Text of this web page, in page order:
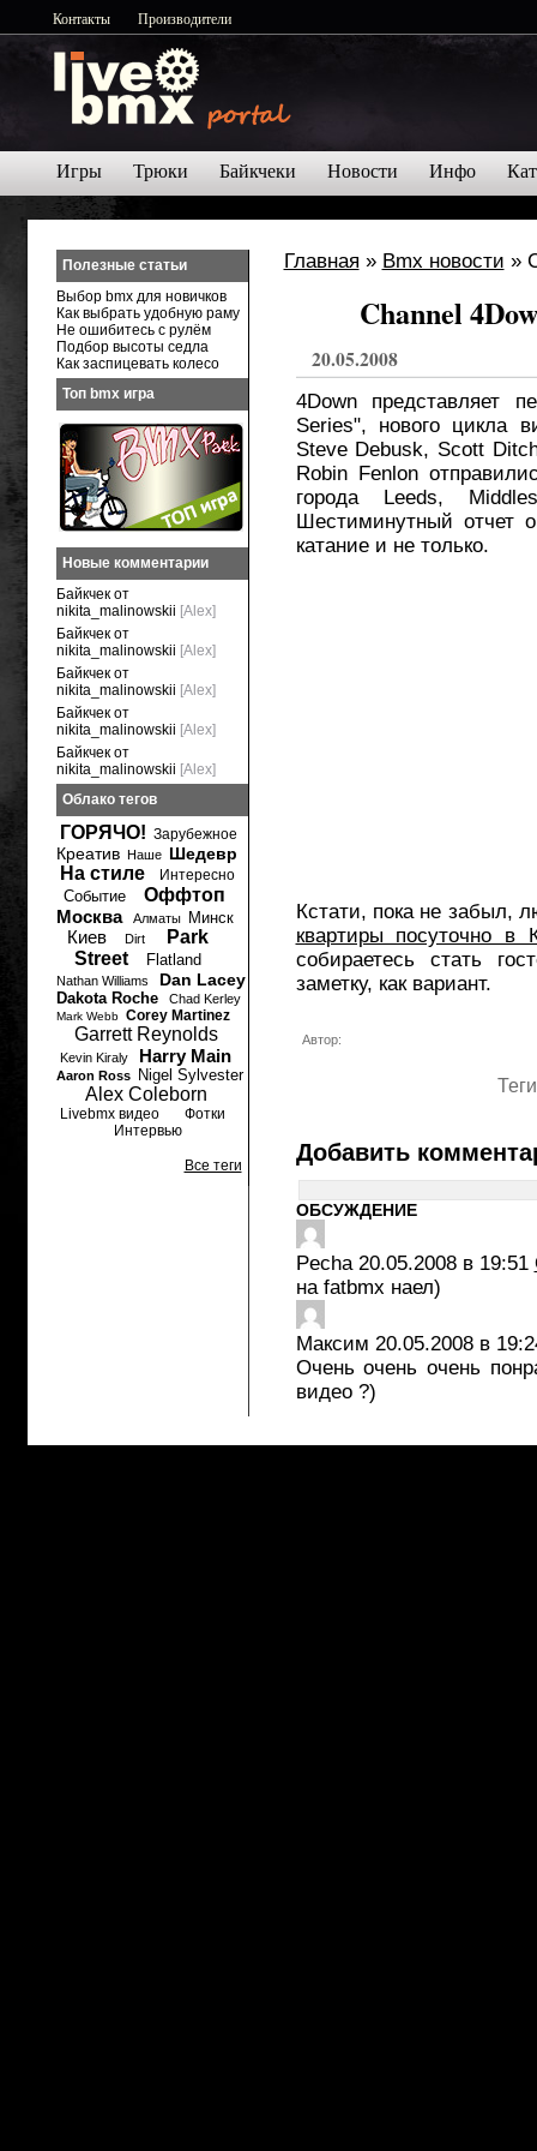
Контакты Производители
Игры Трюки Байкчеки Новости Инфо
Главная » Bmx новости »
Channel
20.05.2008
4Down представляет
Series", нового цикла
Steve Debusk, Scott
Robin Fenlon
города Leeds,
Шестиминутный отчет
катание и не только.
Кстати, пока не забыл,
квартиры посуточно в
собираетесь стать
заметку, как вариант.
Автор:
Добавить
ОБСУЖДЕНИЕ
Pecha 20.05.2008 в 19:51
на fatbmx наел)
Максим 20.05.2008 в
Очень очень очень
видео ?)
Полезные статьи
Выбор bmx для новичков
Как выбрать удобную раму
Не ошибитесь с рулём
Подбор высоты седла
Как заспицевать колесо
Топ bmx игра
Новые комментарии
Байкчек от
nikita_malinowskii [Alex]
Байкчек от
nikita_malinowskii [Alex]
Байкчек от
nikita_malinowskii [Alex]
Байкчек от
nikita_malinowskii [Alex]
Байкчек от
nikita_malinowskii [Alex]
Облако тегов
ГОРЯЧО! Зарубежное
Креатив Наше Шедевр
На стиле Интересно
Событие
Оффтоп
Москва
Алматы Минск
Киев Dirt
Park
Street
Flatland
Nathan Williams Dan Lacey
Dakota Roche Chad Kerley
Mark Webb Corey Martinez
Garrett Reynolds
Kevin Kiraly Harry Main
Aaron Ross Nigel Sylvester
Alex Coleborn
Livebmx видео
Фотки
Интервью
Все теги